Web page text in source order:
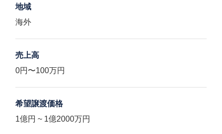
地域
海外
売上高
0円〜100万円
希望譲渡価格
1億円 ~ 1億2000万円